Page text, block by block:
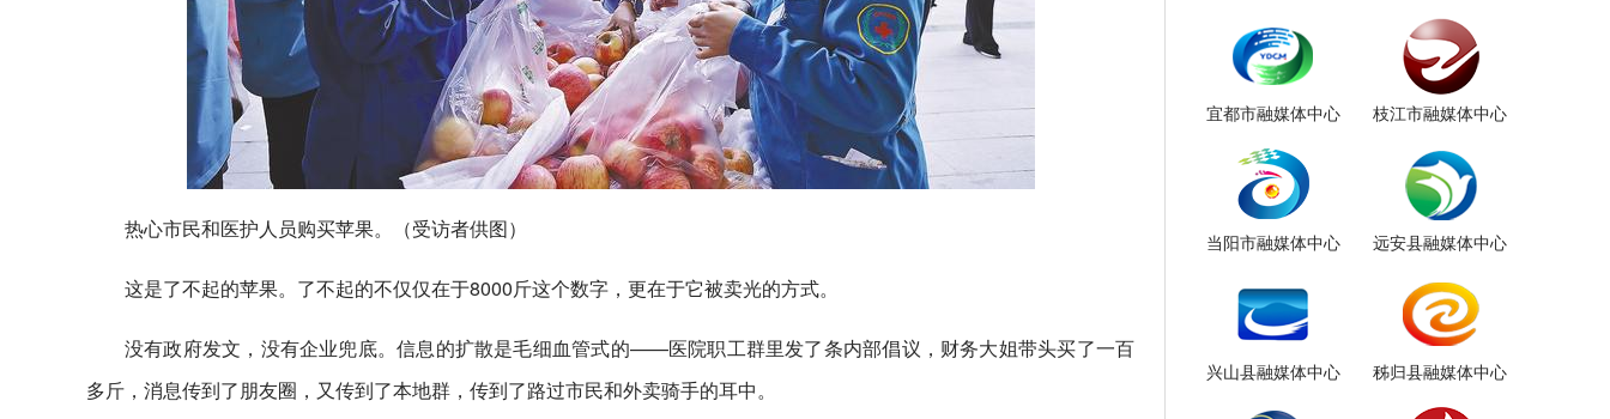
热心市民和医护人员购买苹果。（受访者供图）
这是了不起的苹果。了不起的不仅仅在于8000斤这个数字，更在于它被卖光的方式。
没有政府发文，没有企业兜底。信息的扩散是毛细血管式的——医院职工群里发了条内部倡议，财务大姐带头买了一百
多斤，消息传到了朋友圈，又传到了本地群，传到了路过市民和外卖骑手的耳中。
宜都市融媒体中心 枝江市融媒体中心
当阳市融媒体中心 远安县融媒体中心
兴山县融媒体中心 秭归县融媒体中心